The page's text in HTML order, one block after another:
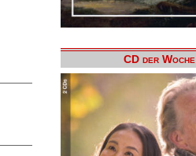
CD der Woche